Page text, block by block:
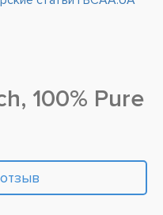
продаётся хорошо. Но
100% Pure